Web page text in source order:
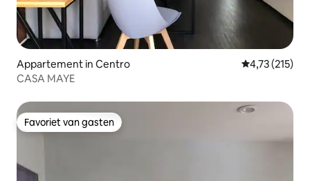
Appartement in Centro Gemiddelde
4,73 (215)
CASA MAYE
Favoriet van gasten
Favoriet van gasten